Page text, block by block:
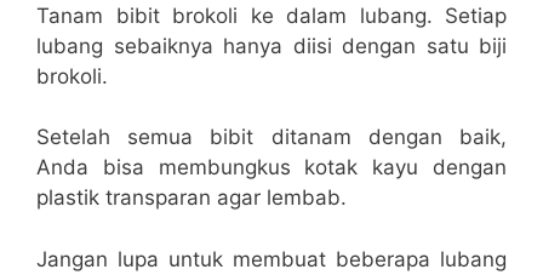
Tanam bibit brokoli ke dalam lubang. Setiap
lubang sebaiknya hanya diisi dengan satu biji
brokoli.
Setelah semua bibit ditanam dengan baik,
Anda bisa membungkus kotak kayu dengan
plastik transparan agar lembab.
Jangan lupa untuk membuat beberapa lubang